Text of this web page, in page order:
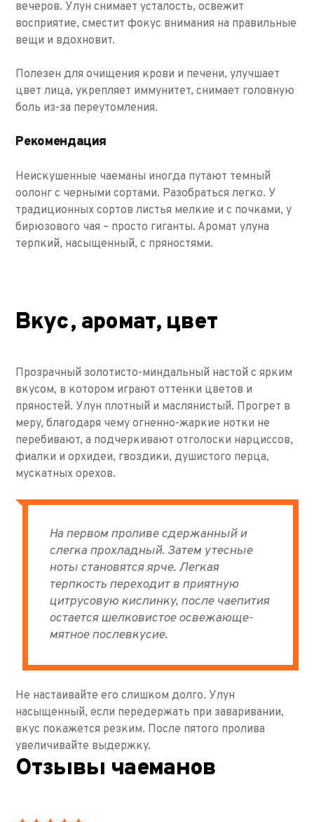
вечеров. Улун снимает усталость, освежит
восприятие, сместит фокус внимания на правильные
вещи и вдохновит.
Полезен для очищения крови и печени, улучшает
цвет лица, укрепляет иммунитет, снимает головную
боль из-за переутомления.
Рекомендация
Неискушенные чаеманы иногда путают темный
оолонг с черными сортами. Разобраться легко. У
традиционных сортов листья мелкие и с почками, у
бирюзового чая – просто гиганты. Аромат улуна
терпкий, насыщенный, с пряностями.
Вкус, аромат, цвет
Прозрачный золотисто-миндальный настой с ярким
вкусом, в котором играют оттенки цветов и
пряностей. Улун плотный и маслянистый. Прогрет в
меру, благодаря чему огненно-жаркие нотки не
перебивают, а подчеркивают отголоски нарциссов,
фиалки и орхидеи, гвоздики, душистого перца,
мускатных орехов.
На первом проливе сдержанный и
слегка прохладный. Затем утесные
ноты становятся ярче. Легкая
терпкость переходит в приятную
цитрусовую кислинку, после чаепития
остается шелковистое освежающе-
мятное послевкусие.
Не настаивайте его слишком долго. Улун
насыщенный, если передержать при заваривании,
вкус покажется резким. После пятого пролива
увеличивайте выдержку.
Отзывы чаеманов